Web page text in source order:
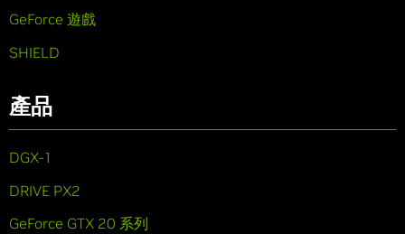
GeForce 遊戲
SHIELD
產品
DGX-1
DRIVE PX2
GeForce GTX 20 系列